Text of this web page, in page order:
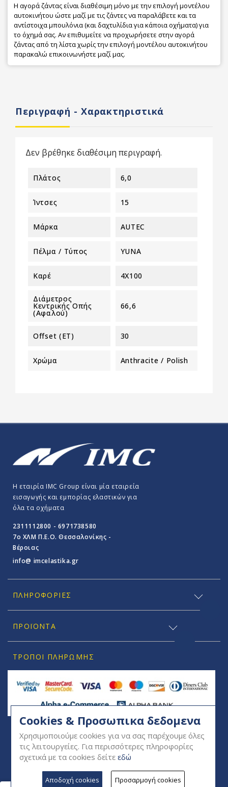
Η αγορά ζάντας είναι διαθέσιμη μόνο με την επιλογή μοντέλου
αυτοκινήτου ώστε μαζί με τις ζάντες να παραλάβετε και τα
αντίστοιχα μπουλόνια (και δαχτυλίδια για κάποια οχήματα) για
το όχημά σας. Αν επιθυμείτε να προχωρήσετε στην αγορά
ζάντας από τη λίστα χωρίς την επιλογή μοντέλου αυτοκινήτου
παρακαλώ επικοινωνήστε μαζί μας.
Περιγραφή - Χαρακτηριστικά
Δεν βρέθηκε διαθέσιμη περιγραφή.
Πλάτος 6,0
Ίντσες 15
Μάρκα AUTEC
Πέλμα / Τύπος YUNA
Καρέ 4X100
Διάμετρος
Κεντρικής Οπής
(αφαλού)
66,6
Offset (ET) 30
Χρώμα Anthracite / Polish
Η εταιρία IMC Group είναι μία εταιρεία
εισαγωγής και εμπορίας ελαστικών για
όλα τα οχήματα
2311112800 - 6971738580
7o ΧΛΜ Π.E.O. Θεσσαλονίκης -
Βέροιας
info@ imcelastika.gr
ΠΛΗΡΟΦΟΡΊΕΣ
ΠΡΟΪΟΝΤΑ
ΤΡΌΠΟΙ ΠΛΗΡΩΜΉΣ
SOCIAL
Cookies & Προσωπικα δεδομενα
Χρησιμοποιούμε cookies για να σας παρέχουμε όλες
τις λειτουργείες. Για περισσότερες πληροφορίες
σχετικά με τα cookies δείτε εδώ
Αποδοχή cookies Προσαρμογή cookies